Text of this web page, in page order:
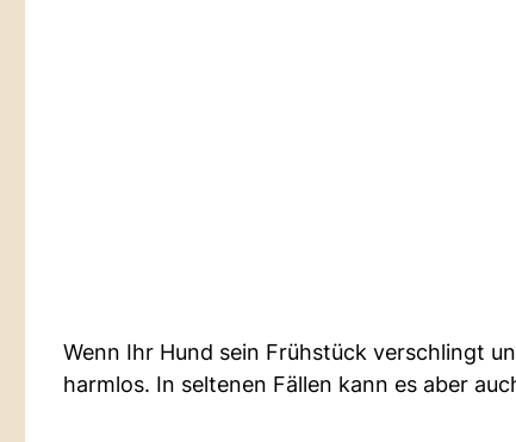
Wenn Ihr Hund sein Frühstück verschlingt
harmlos. In seltenen Fällen kann es aber